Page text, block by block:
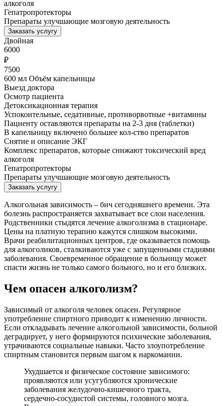
алкоголя
Гепатропротекторы
Препараты улучшающие мозговую деятельность
Заказать услугу
Двойная
6000
₽
7500
600 мл Объём капельницы
Выезд доктора
Осмотр пациента
Детоксикационная терапия
Успокоительные, седативные, противорвотные +витамины
Пациенту оставляются препараты на 2-3 дня (таблетки)
В капельницу включено большее кол-ство препаратов
Снятие и описание ЭКГ
Комплекс препаратов, которые снижают токсический вред
алкоголя
Гепатропротекторы
Препараты улучшающие мозговую деятельность
Заказать услугу
Алкогольная зависимость – бич сегодняшнего времени. Эта
болезнь распространяется захватывает все слои населения.
Родственники стыдятся лечение алкоголизма в стационаре.
Цены на платную терапию кажутся слишком высокими.
Врачи реабилитационных центров, где оказывается помощь
для алкоголиков, сталкиваются уже с запущенными стадиями
заболевания. Своевременное обращение в больницу может
спасти жизнь не только самого больного, но и его близких.
Чем опасен алкоголизм?
Зависимый от алкоголя человек опасен. Регулярное
употребление спиртного приводит к изменению личности.
Если откладывать лечение алкогольной зависимости, больной
деградирует, у него формируются психические заболевания,
утрачиваются социальные навыки. Часто злоупотребление
спиртным становится первым шагом к наркомании.
Ухудшается и физическое состояние зависимого:
проявляются или усугубляются хронические
заболевания желудочно-кишечного тракта,
сердечно-сосудистой системы, головного мозга.